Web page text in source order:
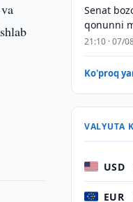
Senat
qonunni
21:10 · 07/
Ko'proq
VALYUTA
USD
EUR